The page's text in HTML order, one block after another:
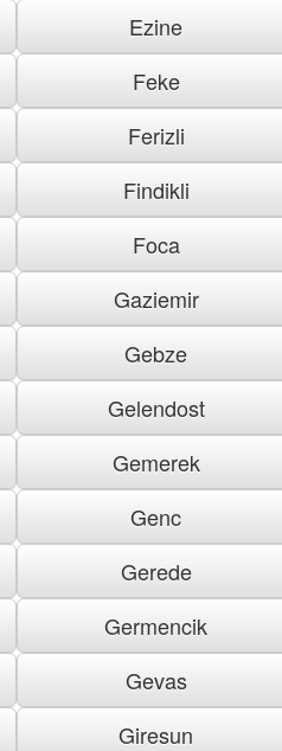
Ezine
Feke
Ferizli
Findikli
Foca
Gaziemir
Gebze
Gelendost
Gemerek
Genc
Gerede
Germencik
Gevas
Giresun